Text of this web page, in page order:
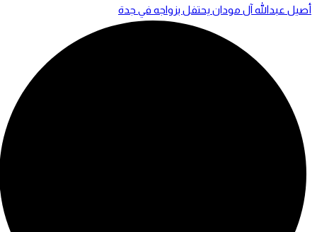
أصيل عبدالله آل مودان يحتفل بزواجه في جدة